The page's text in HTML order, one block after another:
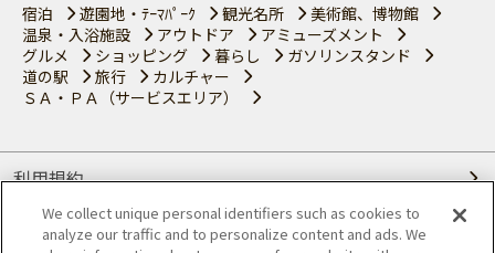
宿泊
遊園地・ﾃｰﾏﾊﾟｰｸ 観光名所
美術館、博物館
温泉・入浴施設
アウトドア
アミューズメント
グルメ
ショッピング 暮らし
ガソリンスタンド
道の駅
旅行
カルチャー
ＳＡ・ＰＡ（サービスエリア）
利用規約
個人情報の取り扱いについて
We collect unique personal identifiers such as cookies to
analyze our traffic and to personalize content and ads. We